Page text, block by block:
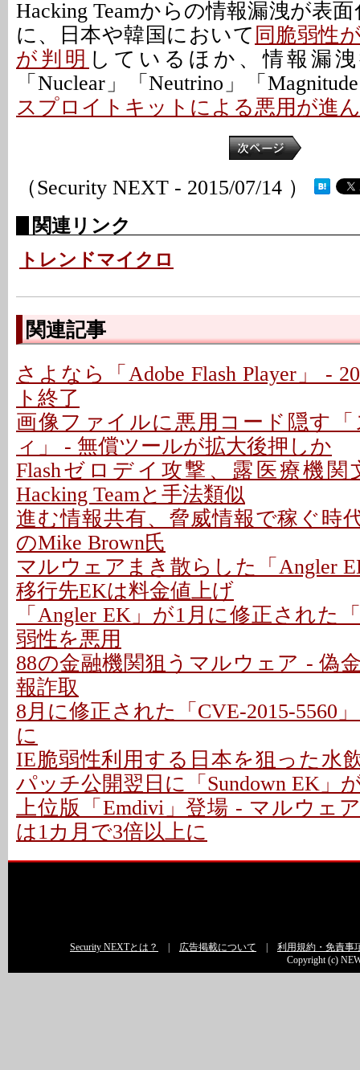
Hacking Teamからの情報漏洩が表
に、日本や韓国において 同脆弱性
が判明 しているほか、情報漏
「Nuclear」「Neutrino」「
スプロイトキットによる悪用が進
（Security NEXT - 2015/07/14 ）
関連リンク
トレンドマイクロ
関連記事
さよなら「Adobe Flash Player」 -
ト終了
画像ファイルに悪用コード隠す
ィ」 - 無償ツールが拡大後押しか
Flashゼロデイ攻撃、露医療機
Hacking Teamと手法類似
進む情報共有、脅威情報で稼ぐ時
のMike Brown氏
マルウェアまき散らした「Angler
移行先EKは料金値上げ
「Angler EK」が1月に修正された
弱性を悪用
88の金融機関狙うマルウェア - 偽
報詐取
8月に修正された「CVE-2015-5560
に
IE脆弱性利用する日本を狙った水
パッチ公開翌日に「Sundown EK」
上位版「Emdivi」登場 - マルウェ
は1カ月で3倍以上に
Security NEXTとは？ 広告掲載について
利用規約・免責事
Copyright (c)